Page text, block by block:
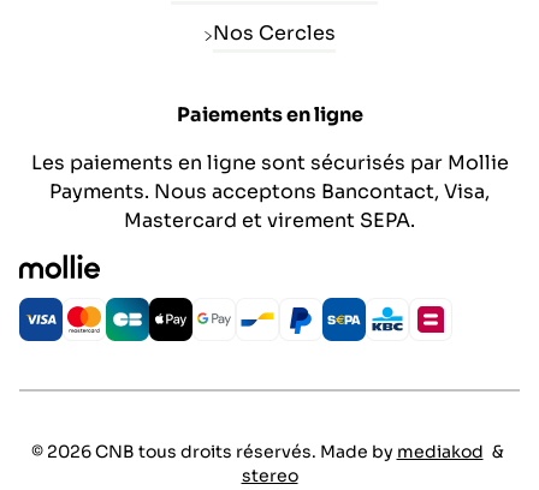
Nos Cercles
Paiements en ligne
Les paiements en ligne sont sécurisés par Mollie
Payments. Nous acceptons Bancontact, Visa,
Mastercard et virement SEPA.
© 2026 CNB tous droits réservés. Made by mediakod &
stereo